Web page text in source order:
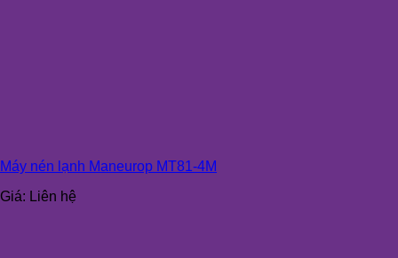
Máy nén lạnh Maneurop MT81-4M
Giá: Liên hệ